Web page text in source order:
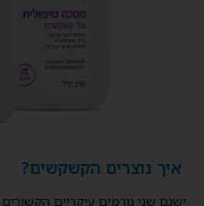
איך נוצרים הקשקשים?
ישנם שני גורמים עיקריים